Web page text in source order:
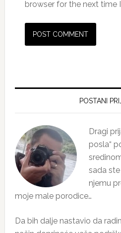
browser for the next time
Primary
POSTANI
Dragi
posla“
sada
njemu
moje male porodice…
Da bih dalje nastavio da